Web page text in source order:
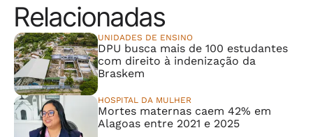
Relacionadas
UNIDADES DE ENSINO
DPU busca mais de 100 estudantes
com direito à indenização da
Braskem
HOSPITAL DA MULHER
Mortes maternas caem 42% em
Alagoas entre 2021 e 2025